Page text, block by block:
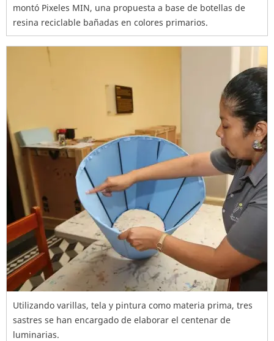
montó Pixeles MIN, una propuesta a base de botellas de
resina reciclable bañadas en colores primarios.
Utilizando varillas, tela y pintura como materia prima, tres
sastres se han encargado de elaborar el centenar de
luminarias.